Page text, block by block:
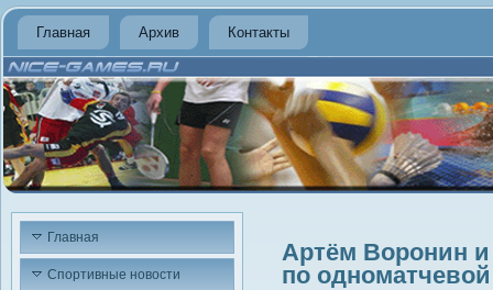
Главная Архив Контакты
Главная
Спортивные новости
Артём Воронин
по